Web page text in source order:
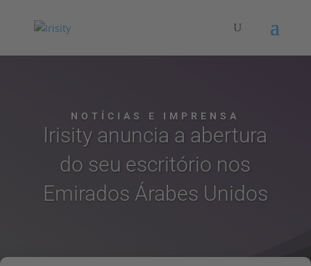
NOTÍCIAS E IMPRENSA
Irisity anuncia a abertura
do seu escritório nos
Emirados Árabes Unidos